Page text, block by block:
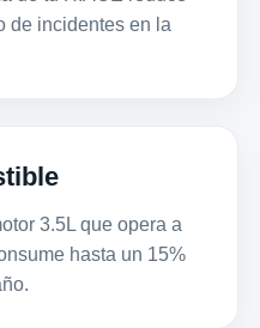
de incidentes en la
3.5L que opera a
hasta un 15%